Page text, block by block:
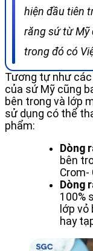
hiện đầu tiên
răng sứ từ Mỹ
trong đó có
Tương tự như
của sứ Mỹ cũng
bên trong và lớp
sử dụng có thể
phẩm:
Dòng
bên
Crom-
Dòng
100%
lớp
hay